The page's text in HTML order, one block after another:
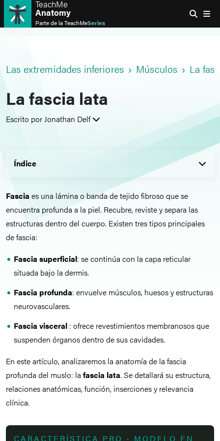
TeachMe
Anatomy
Parte de laTeachMeSeries
Las extremidades inferiores Músculos La
La fascia lata
Escrito por Jonathan Delf
Índice
Fascia es una lámina o banda de tejido fibroso que se
encuentra profunda a la piel. Recubre, reviste y separa las
estructuras dentro del cuerpo. Existen tres tipos principales
de fascia:
Fascia superficial: se continúa con la capa reticular
situada bajo la dermis.
Fascia profunda: envuelve músculos, huesos y estructuras
neurovasculares.
Fascia visceral : ofrece revestimientos membranosos que
suspenden órganos dentro de sus cavidades.
En este artículo, analizaremos la anatomía de la fascia
profunda del muslo: la fascia lata. Se detallará su estructura,
relaciones anatómicas, función, inserciones y relevancia
clínica.
CARACTERÍSTICA PRO - MODELO EN